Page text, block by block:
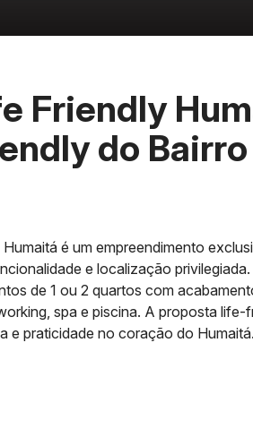
Friendly
do
é um empreendimento
e localização
de 1 ou 2 quartos com
spa e piscina. A proposta life-
e praticidade no coração do Humaitá.